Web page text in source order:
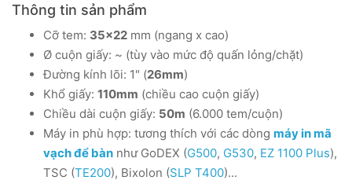
Thông tin sản phẩm
Cỡ tem: 35x22 mm (ngang x cao)
Ø cuộn giấy: ~ (tùy vào mức độ quấn lỏng/chặt)
Đường kính lõi: 1" (26mm)
Khổ giấy: 110mm (chiều cao cuộn giấy)
Chiều dài cuộn giấy: 50m (6.000 tem/cuộn)
Máy in phù hợp: tương thích với các dòng máy in mã
vạch để bàn như GoDEX (G500, G530, EZ 1100 Plus),
TSC (TE200), Bixolon (SLP T400)...